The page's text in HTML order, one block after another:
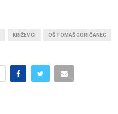
KRIŽEVCI OŠ TOMAŠ GORIČANEC